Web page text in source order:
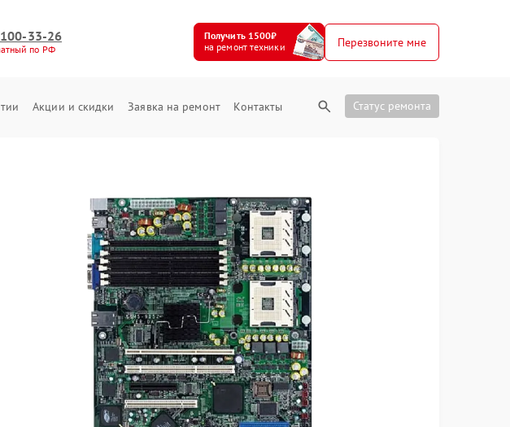
33-26
по РФ
Получить 1500₽
на ремонт техники
Перезвоните мне
Акции и скидки Заявка на ремонт Контакты Статус ремонта